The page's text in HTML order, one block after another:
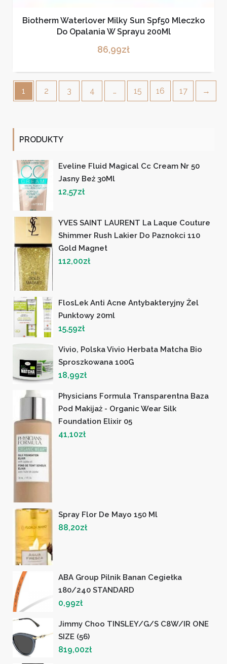
Biotherm Waterlover Milky Sun Spf50 Mleczko
Do Opalania W Sprayu 200Ml
86,99zł
1 2 3 4 … 15 16 17 →
PRODUKTY
Eveline Fluid Magical Cc Cream Nr 50
Jasny Beż 30Ml
12,57zł
YVES SAINT LAURENT La Laque Couture
Shimmer Rush Lakier Do Paznokci 110
Gold Magnet
112,00zł
FlosLek Anti Acne Antybakteryjny Żel
Punktowy 20ml
15,59zł
Vivio, Polska Vivio Herbata Matcha Bio
Sproszkowana 100G
18,99zł
Physicians Formula Transparentna Baza
Pod Makijaż - Organic Wear Silk
Foundation Elixir 05
41,10zł
Spray Flor De Mayo 150 Ml
88,20zł
ABA Group Pilnik Banan Cegiełka
180/240 STANDARD
0,99zł
Jimmy Choo TINSLEY/G/S C8W/IR ONE
SIZE (56)
819,00zł